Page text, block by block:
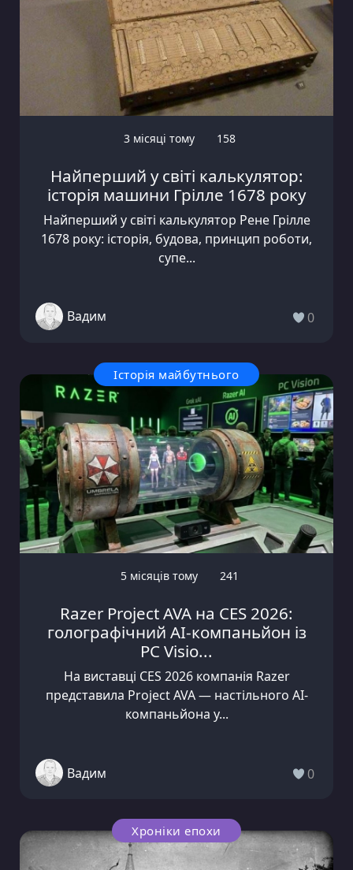
3 місяці тому 158
Найперший у світі калькулятор:
історія машини Грілле 1678 року
Найперший у світі калькулятор Рене Грілле
1678 року: історія, будова, принцип роботи,
супе...
Вадим 0
Історія майбутнього
5 місяців тому 241
Razer Project AVA на CES 2026:
голографічний AI-компаньйон із
PC Visio...
На виставці CES 2026 компанія Razer
представила Project AVA — настільного AI-
компаньйона у...
Вадим 0
Хроніки епохи